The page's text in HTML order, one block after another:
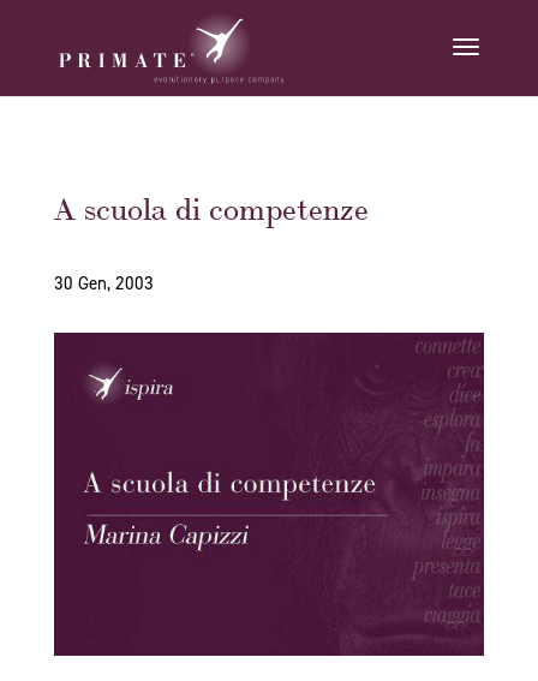
A scuola di competenze
30 Gen, 2003